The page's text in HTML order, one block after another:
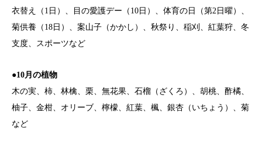
衣替え（1日）、目の愛護デー（10日）、体育の日（第2日曜）、
菊供養（18日）、案山子（かかし）、秋祭り、稲刈、紅葉狩、冬
支度、スポーツなど
●10月の植物
木の実、柿、林檎、栗、無花果、石榴（ざくろ）、胡桃、酢橘、
柚子、金柑、オリーブ、檸檬、紅葉、楓、銀杏（いちょう）、菊
など